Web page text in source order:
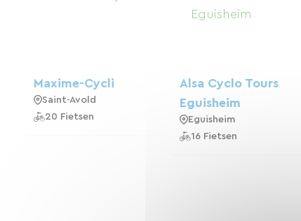
Maxime-Cycli
Saint-Avold
20 Fietsen
Alsa Cyclo Tours
Eguisheim
Eguisheim
16 Fietsen